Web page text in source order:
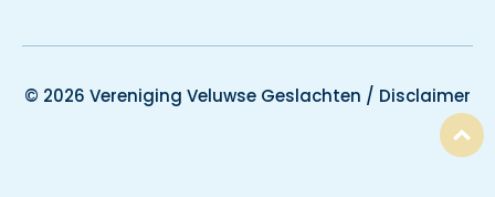
© 2026 Vereniging Veluwse Geslachten / Disclaimer